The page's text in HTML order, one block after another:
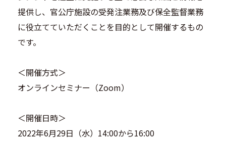
提供し、官公庁施設の受発注業務及び保全監督業務
に役立てていただくことを目的として開催するもの
です。
＜開催方式＞
オンラインセミナー（Zoom）
＜開催日時＞
2022年6月29日（水）14:00から16:00